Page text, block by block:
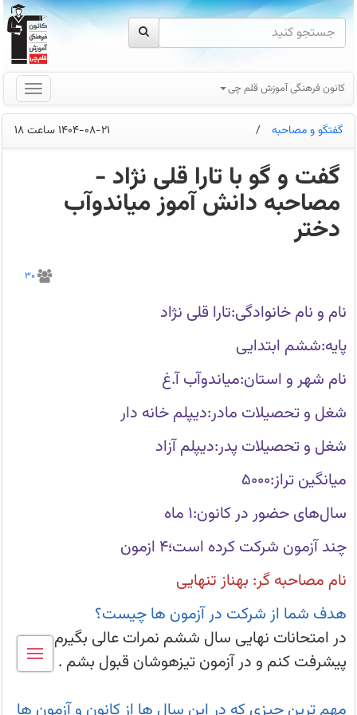
کانون فرهنگی آموزش قلم چی
گفتگو و مصاحبه / 1404-08-21 ساعت 18
گفت و گو با تارا قلی نژاد -
مصاحبه دانش آموز میاندوآب
دختر
تارا
قلی
نژاد
-
مصاحبه
آموز
میاندوآب
برتر
30
نام و نام خانوادگی:تارا قلی نژاد
پایه:ششم ابتدایی
نام شهر و استان:میاندوآب آ.غ
شغل و تحصیلات مادر:دیپلم خانه دار
شغل و تحصیلات پدر:دیپلم آزاد
میانگین تراز:۵۰۰۰
سال‌های حضور در کانون:۱ ماه
چند آزمون شرکت کرده است؛۴ ازمون
نام مصاحبه گر: بهناز تنهایی
هدف شما از شرکت در آزمون ها چیست؟
در امتحانات نهایی سال ششم نمرات عالی بگیرم و
پیشرفت کنم و در آزمون تیزهوشان قبول بشم .